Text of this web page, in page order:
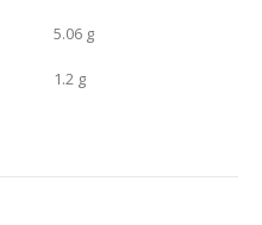
5.06 g
1.2 g